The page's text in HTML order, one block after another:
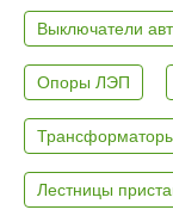
Выключатели
Опоры ЛЭП
Лестницы